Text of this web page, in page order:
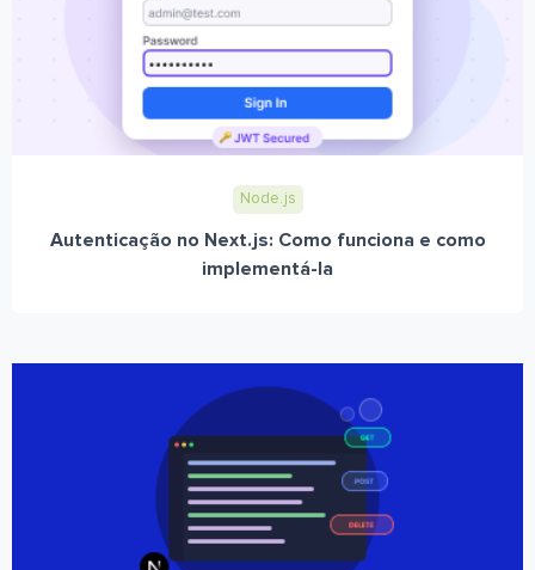
Node.js
Autenticação no Next.js: Como funciona e como
implementá-la